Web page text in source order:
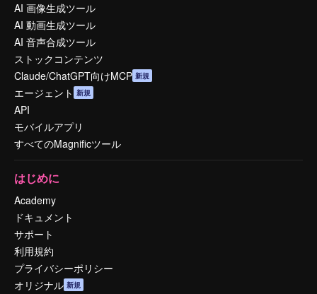
AI 画像生成ツール
AI 動画生成ツール
AI 音声合成ツール
ストックコンテンツ
Claude/ChatGPT向けMCP 新規
エージェント 新規
API
モバイルアプリ
すべてのMagnificツール
はじめに
Academy
ドキュメント
サポート
利用規約
プライバシーポリシー
オリジナル 新規